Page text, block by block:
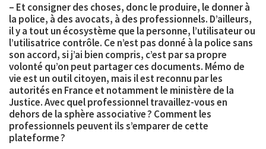
– Et consigner des choses, donc le produire, le donner à
la police, à des avocats, à des professionnels. D’ailleurs,
il y a tout un écosystème que la personne, l’utilisateur ou
l’utilisatrice contrôle. Ce n’est pas donné à la police sans
son accord, si j’ai bien compris, c’est par sa propre
volonté qu’on peut partager ces documents. Mémo de
vie est un outil citoyen, mais il est reconnu par les
autorités en France et notamment le ministère de la
Justice. Avec quel professionnel travaillez-vous en
dehors de la sphère associative ? Comment les
professionnels peuvent ils s’emparer de cette
plateforme ?